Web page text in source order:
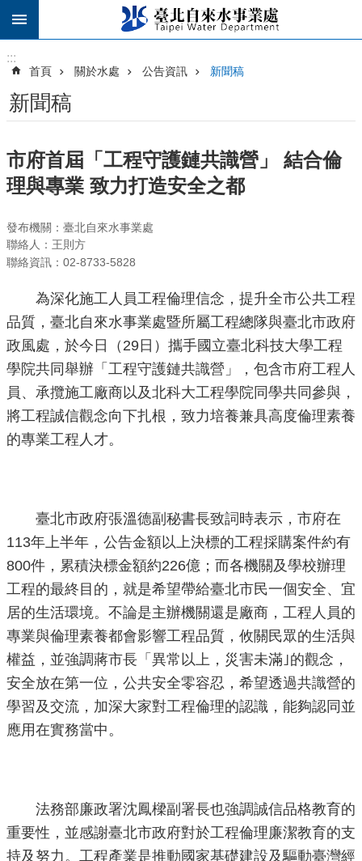
跳到主要內容區塊
:::
首頁 關於水處 公告資訊 新聞稿
新聞稿
市府首屆「工程守護鏈共識營」 結合倫
理與專業 致力打造安全之都
發布機關：臺北自來水事業處
聯絡人：王則方
聯絡資訊：02-8733-5828
為深化施工人員工程倫理信念，提升全市公共工程
品質，臺北自來水事業處暨所屬工程總隊與臺北市政府
政風處，於今日（29日）攜手國立臺北科技大學工程
學院共同舉辦「工程守護鏈共識營」，包含市府工程人
員、承攬施工廠商以及北科大工程學院同學共同參與，
將工程誠信觀念向下扎根，致力培養兼具高度倫理素養
的專業工程人才。
臺北市政府張溫德副秘書長致詞時表示，市府在
113年上半年，公告金額以上決標的工程採購案件約有
800件，累積決標金額約226億；而各機關及學校辦理
工程的最終目的，就是希望帶給臺北市民一個安全、宜
居的生活環境。不論是主辦機關還是廠商，工程人員的
專業與倫理素養都會影響工程品質，攸關民眾的生活與
權益，並強調蔣市長「異常以上，災害未滿｣的觀念，
安全放在第一位，公共安全零容忍，希望透過共識營的
學習及交流，加深大家對工程倫理的認識，能夠認同並
應用在實務當中。
法務部廉政署沈鳳樑副署長也強調誠信品格教育的
重要性，並感謝臺北市政府對於工程倫理廉潔教育的支
持及努力。工程產業是推動國家基礎建設及驅動臺灣經